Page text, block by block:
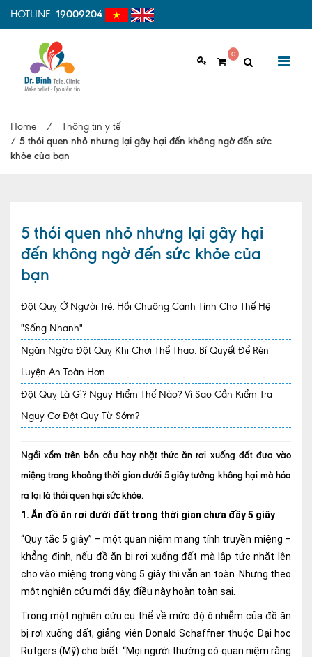
HOTLINE: 19009204
0
TRANG CHỦ
Giới thiệu chung
Cơ sở vật chất
Quy trình khám bệnh tại Dr. Binh
Quy trình khám BHYT
TIN TỨC
Thông tin y tế
Tin sự kiện
DỊCH VỤ
Các chuyên khoa tại Phòng khám
Nội
Ngoại
Home /
Thông tin y tế
/ 5 thói quen nhỏ nhưng lại gây hại đến không ngờ đến sức
khỏe của bạn
5 thói quen nhỏ nhưng lại gây hại
đến không ngờ đến sức khỏe của
bạn
Đột Quỵ Ở Người Trẻ: Hồi Chuông Cảnh Tỉnh Cho Thế Hệ
"Sống Nhanh"
Ngăn Ngừa Đột Quỵ Khi Chơi Thể Thao. Bí Quyết Để Rèn
Luyện An Toàn Hơn
Đột Quỵ Là Gì? Nguy Hiểm Thế Nào? Vì Sao Cần Kiểm Tra
Nguy Cơ Đột Quỵ Từ Sớm?
Ngồi xổm trên bồn cầu hay nhặt thức ăn rơi xuống đất đưa vào
miệng trong khoảng thời gian dưới 5 giây tưởng không hại mà hóa
ra lại là thói quen hại sức khỏe.
1. Ăn đồ ăn rơi dưới đất trong thời gian chưa đầy 5 giây
“Quy tắc 5 giây” – một quan niệm mang tính truyền miệng –
khẳng định, nếu đồ ăn bị rơi xuống đất mà lập tức nhặt lên
cho vào miệng trong vòng 5 giây thì vẫn an toàn. Nhưng theo
một nghiên cứu mới đây, điều này hoàn toàn sai.
Trong một nghiên cứu cụ thể về mức độ ô nhiễm của đồ ăn
bị rơi xuống đất, giảng viên Donald Schaffner thuộc Đại học
Rutgers (Mỹ) cho biết: “Mọi người thường có quan niệm rằng